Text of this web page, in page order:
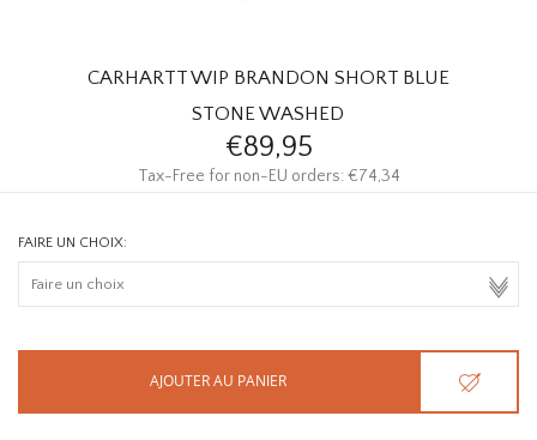
CARHARTT WIP BRANDON SHORT BLUE
STONE WASHED
€89,95
Tax-Free for non-EU orders: €74,34
FAIRE UN CHOIX:
AJOUTER AU PANIER